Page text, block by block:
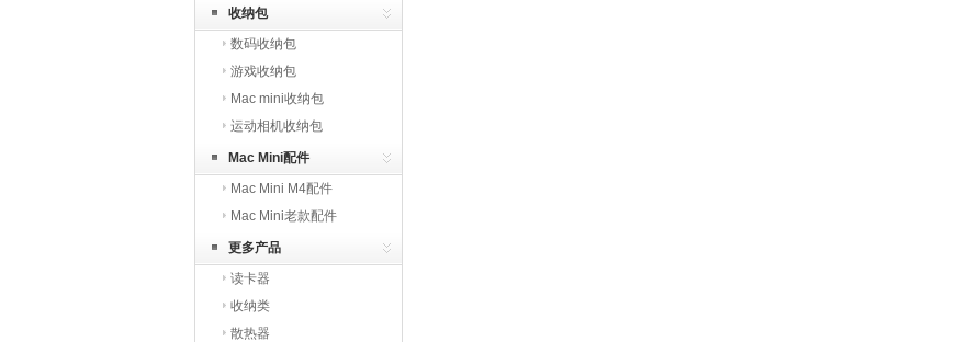
收纳包
数码收纳包
游戏收纳包
Mac mini收纳包
运动相机收纳包
Mac Mini配件
Mac Mini M4配件
Mac Mini老款配件
更多产品
读卡器
收纳类
散热器